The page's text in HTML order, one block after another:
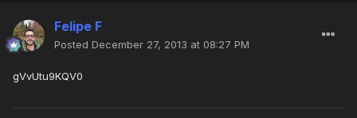
Felipe F
Posted December 27, 2013 at 08:27 PM
gVvUtu9KQV0